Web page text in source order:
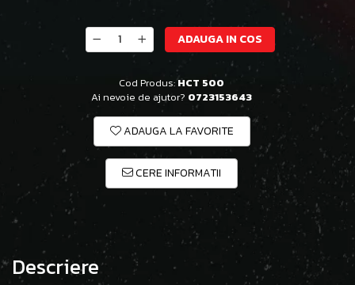
ADAUGA IN COS
Cod Produs:HCT 500
Ai nevoie de ajutor? 0723153643
ADAUGA LA FAVORITE
CERE INFORMATII
Descriere